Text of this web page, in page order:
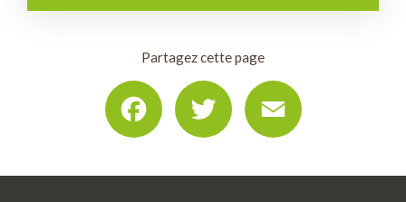
Partagez cette page
Facebook Twitter